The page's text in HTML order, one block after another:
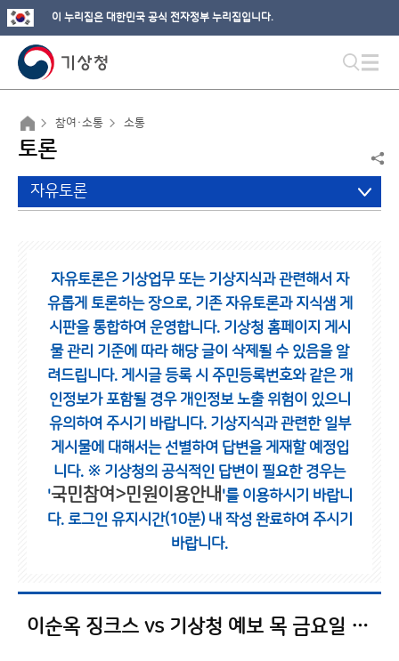
이 누리집은 대한민국 공식 전자정부 누리집입니다.
참여·소통 소통
토론
자유토론
자유토론은 기상업무 또는 기상지식과 관련해서 자
유롭게 토론하는 장으로, 기존 자유토론과 지식샘 게
시판을 통합하여 운영합니다. 기상청 홈페이지 게시
물 관리 기준에 따라 해당 글이 삭제될 수 있음을 알
려드립니다. 게시글 등록 시 주민등록번호와 같은 개
인정보가 포함될 경우 개인정보 노출 위험이 있으니
유의하여 주시기 바랍니다. 기상지식과 관련한 일부
게시물에 대해서는 선별하여 답변을 게재할 예정입
니다. ※ 기상청의 공식적인 답변이 필요한 경우는
'국민참여>민원이용안내 '를 이용하시기 바랍니
다. 로그인 유지시간(10분) 내 작성 완료하여 주시기
바랍니다.
이순옥 징크스 vs 기상청 예보 목 금요일 비소식